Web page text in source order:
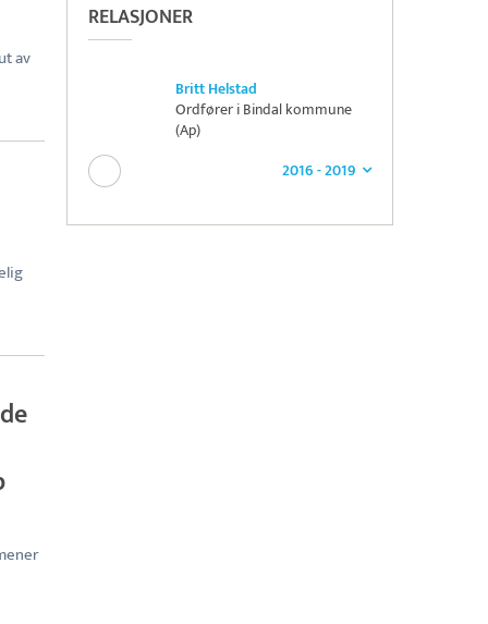
RELASJONER
Britt Helstad
Ordfører i Bindal kommune
(Ap)
2016 - 2019
av